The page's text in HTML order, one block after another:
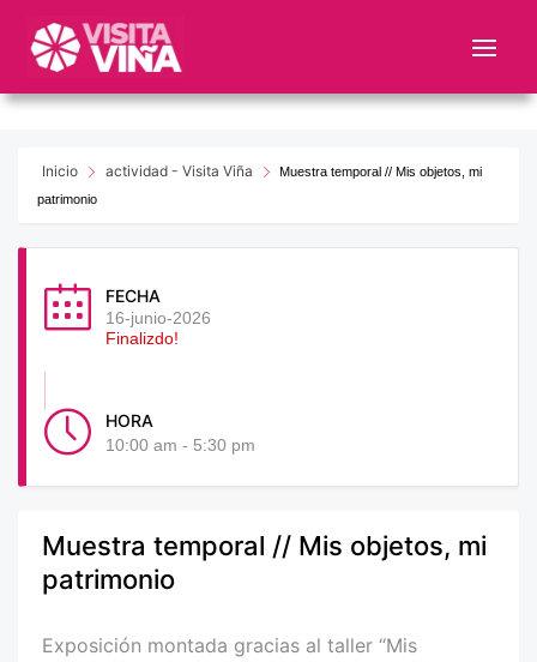
este
web
sistemaInicio actividad - Visita Viña
Muestra temporal // Mis objetos, mi
patrimonio
FECHA
16-junio-2026
Finalizdo!
HORA
10:00 am - 5:30 pm
Muestra temporal // Mis objetos, mi
patrimonio
Exposición montada gracias al taller “Mis